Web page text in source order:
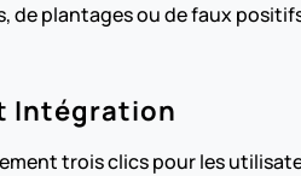
de plantages ou de faux
Intégration
trois clics pour les